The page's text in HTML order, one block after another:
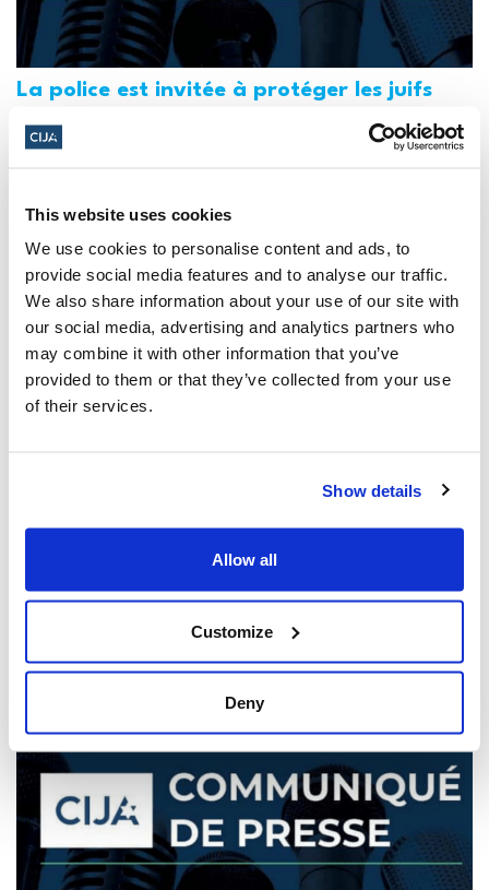
This website uses cookies
We use cookies to personalise content and ads, to
provide social media features and to analyse our traffic.
We also share information about your use of our site with
our social media, advertising and analytics partners who
may combine it with other information that you’ve
provided to them or that they’ve collected from your use
of their services.
Show details
Allow all
Customize
Deny
La police est invitée à protéger les juifs
des manifestations "haineuses" de la
Journée Al-Qods au Canada (National
21 mars 2025
libération sous caution d'un homme de
Toronto accusé de multiples agressions
antisémites au cours de l'année écoulée
(The Canadian Jewish News)
21 mars 2025